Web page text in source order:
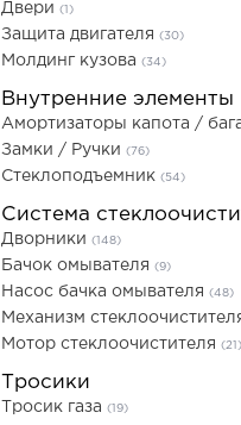
Двери (1)
Защита двигателя (30)
Молдинг кузова (34)
Внутренние элементы
Амортизаторы капота /
Замки / Ручки (76)
Стеклоподъемник (54)
Система
Дворники (148)
Бачок омывателя (9)
Насос бачка омывателя (48)
Механизм
Мотор стеклоочистителя (21)
Тросики
Тросик газа (19)